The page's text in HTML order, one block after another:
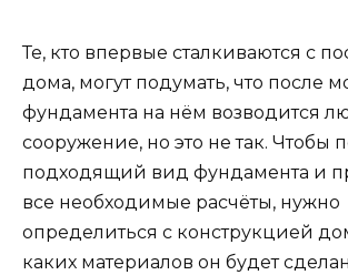
Те, кто впервые сталкиваются с
дома, могут подумать, что после
фундамента на нём возводится
сооружение, но это не так. Чтобы
подходящий вид фундамента и
все необходимые расчёты, нужно
определиться с конструкцией
каких материалов он будет